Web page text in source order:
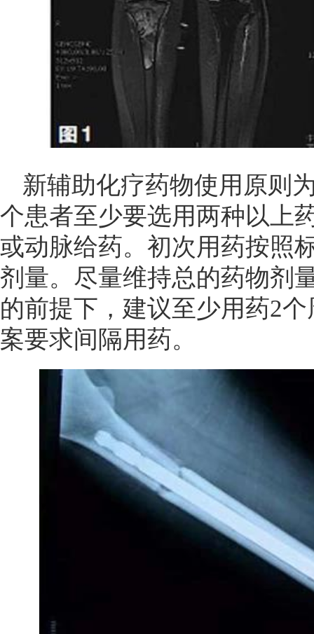
新辅助化疗药物使用原则
个患者至少要选用两种以上
或动脉给药。初次用药按照
剂量。尽量维持总的药物剂
的前提下，建议至少用药2
案要求间隔用药。